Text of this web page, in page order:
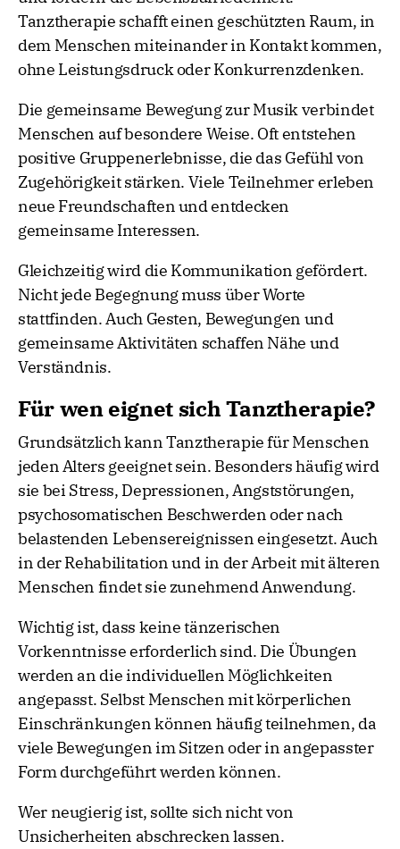
Tanztherapie schafft einen geschützten Raum, in
dem Menschen miteinander in Kontakt kommen,
ohne Leistungsdruck oder Konkurrenzdenken.
Die gemeinsame Bewegung zur Musik verbindet
Menschen auf besondere Weise. Oft entstehen
positive Gruppenerlebnisse, die das Gefühl von
Zugehörigkeit stärken. Viele Teilnehmer erleben
neue Freundschaften und entdecken
gemeinsame Interessen.
Gleichzeitig wird die Kommunikation gefördert.
Nicht jede Begegnung muss über Worte
stattfinden. Auch Gesten, Bewegungen und
gemeinsame Aktivitäten schaffen Nähe und
Verständnis.
Für wen eignet sich Tanztherapie?
Grundsätzlich kann Tanztherapie für Menschen
jeden Alters geeignet sein. Besonders häufig wird
sie bei Stress, Depressionen, Angststörungen,
psychosomatischen Beschwerden oder nach
belastenden Lebensereignissen eingesetzt. Auch
in der Rehabilitation und in der Arbeit mit älteren
Menschen findet sie zunehmend Anwendung.
Wichtig ist, dass keine tänzerischen
Vorkenntnisse erforderlich sind. Die Übungen
werden an die individuellen Möglichkeiten
angepasst. Selbst Menschen mit körperlichen
Einschränkungen können häufig teilnehmen, da
viele Bewegungen im Sitzen oder in angepasster
Form durchgeführt werden können.
Wer neugierig ist, sollte sich nicht von
Unsicherheiten abschrecken lassen.